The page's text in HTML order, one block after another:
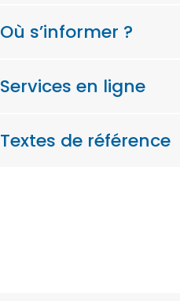
Où s’informer ?
Services en ligne
Textes de référence